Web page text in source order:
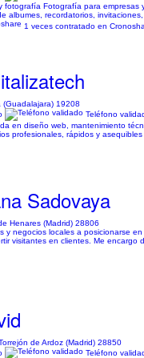
fotografía Fotografía para
albumes, recordatorios,
1 veces contratado en
(Guadalajara) 19208
Teléfono
en diseño web, mantenimiento
profesionales, rápidos y
Sadovaya
Henares (Madrid) 28806
y negocios locales a posicionarse
visitantes en clientes. Me encargo
de Ardoz (Madrid) 28850
Teléfono